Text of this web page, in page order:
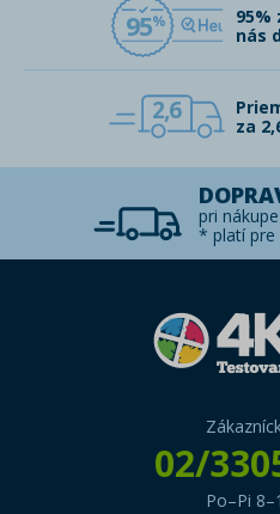
95
95%
nás
2,6
za
pri
* platí pre
02/
Po–Pi